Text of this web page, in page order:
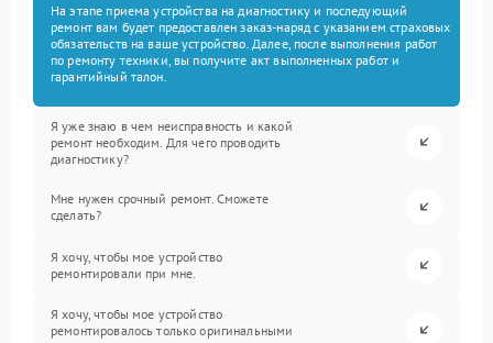
На этапе приема устройства на диагностику и последующий
ремонт вам будет предоставлен заказ-наряд с указанием страховых
обязательств на ваше устройство. Далее, после выполнения работ
по ремонту техники, вы получите акт выполненных работ и
гарантийный талон.
Я уже знаю в чем неисправность и какой
ремонт необходим. Для чего проводить
диагностику?
Мне нужен срочный ремонт. Сможете
сделать?
Я хочу, чтобы мое устройство
ремонтировали при мне.
Я хочу, чтобы мое устройство
ремонтировалось только оригинальными